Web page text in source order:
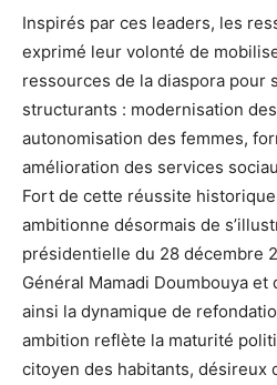
Inspirés par ces leaders, les
exprimé leur volonté de
ressources de la diaspora pour
structurants : modernisation
autonomisation des femmes,
amélioration des services
Fort de cette réussite
ambitionne désormais de
présidentielle du 28 décembre
Général Mamadi Doumbouya et
ainsi la dynamique de
ambition reflète la maturité
citoyen des habitants, désireux